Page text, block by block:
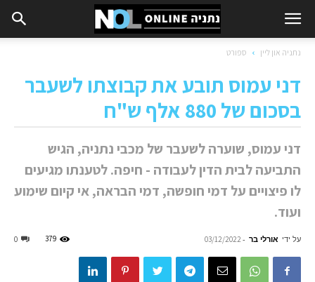
נתניה און ליין ספורט
דני עמוס תובע את קבוצתו לשעבר
בסכום של 880 אלף ש"ח
דני עמוס, שוערה לשעבר של מכבי נתניה, הגיש
התביעה לבית הדין לעבודה - חיפה. לטענתו מגיעים
לו פיצויים על דמי חופשה, דמי הבראה, אי קיום שימוע
ועוד.
על ידי אורלי בר -
03/12/2022
0 379